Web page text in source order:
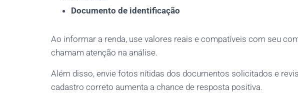
Documento de identificação
Ao informar a renda, use valores reais e compatíveis com seu
chamam atenção na análise.
Além disso, envie fotos nítidas dos documentos solicitados e
cadastro correto aumenta a chance de resposta positiva.